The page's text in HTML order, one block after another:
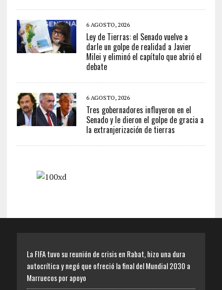
6 AGOSTO, 2026
Ley de Tierras: el Senado vuelve a
darle un golpe de realidad a Javier
Milei y eliminó el capítulo que abrió el
debate
6 AGOSTO, 2026
Tres gobernadores influyeron en el
Senado y le dieron el golpe de gracia a
la extranjerización de tierras
La FIFA tuvo su reunión de crisis en Rabat, hizo una dura
autocrítica y negó que ofreció la final del Mundial 2030 a
Marruecos por apoyo